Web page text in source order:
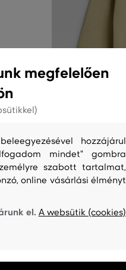
megfelelően
hozzájárul
mindet" gombra
szabott tartalmat,
online vásárlási élményt
el. A websütik (cookies)